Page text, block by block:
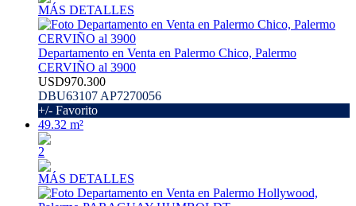
MÁS DETALLES
Departamento en Venta en Palermo Chico, Palermo
CERVIÑO al 3900
USD970.300
DBU63107 AP7270056
+/- Favorito
49.32 m²
2
MÁS DETALLES